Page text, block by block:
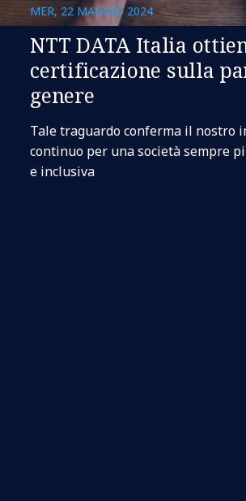
MER, 22 MAGGIO 2024
NTT DATA Italia
certificazione sulla
genere
Tale traguardo conferma il nostro
continuo per una società sempre
e inclusiva